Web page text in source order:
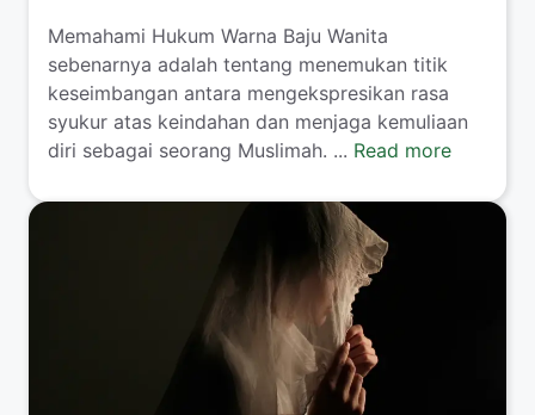
​Memahami Hukum Warna Baju Wanita
sebenarnya adalah tentang menemukan titik
keseimbangan antara mengekspresikan rasa
syukur atas keindahan dan menjaga kemuliaan
diri sebagai seorang Muslimah. ... Read more